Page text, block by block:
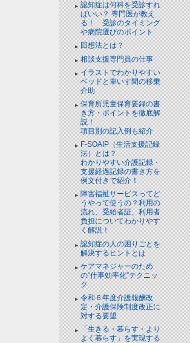
認知症は何科を受診すれ
ばいい？ 専門医が教え
る！ 受診のタイミング
や病院選びのポイント
回想法とは？
相談支援専門員の仕事
イラストでわかりやすい
ベッドと⾞いす間の移乗
介助
保育所児童保育要録の書
き方・ポイントを徹底解
説！
項目別の記入例も紹介
F-SOAIP（生活支援記録
法）とは？
わかりやすい介護記録・
支援経過記録の書き方を
例文付きで紹介！
障害福祉サービスってど
うやって使うの？利用の
流れ、受給者証、利用者
負担についてわかりやす
く解説！
認知症の人の困りごとを
解決するヒントとは
ケアマネジャーのため
の“仕事効率化”テクニッ
ク
令和６年度介護報酬改
定・介護保険制度改正に
対する要望
「生きる・暮らす・より
よく暮らす」を実現する